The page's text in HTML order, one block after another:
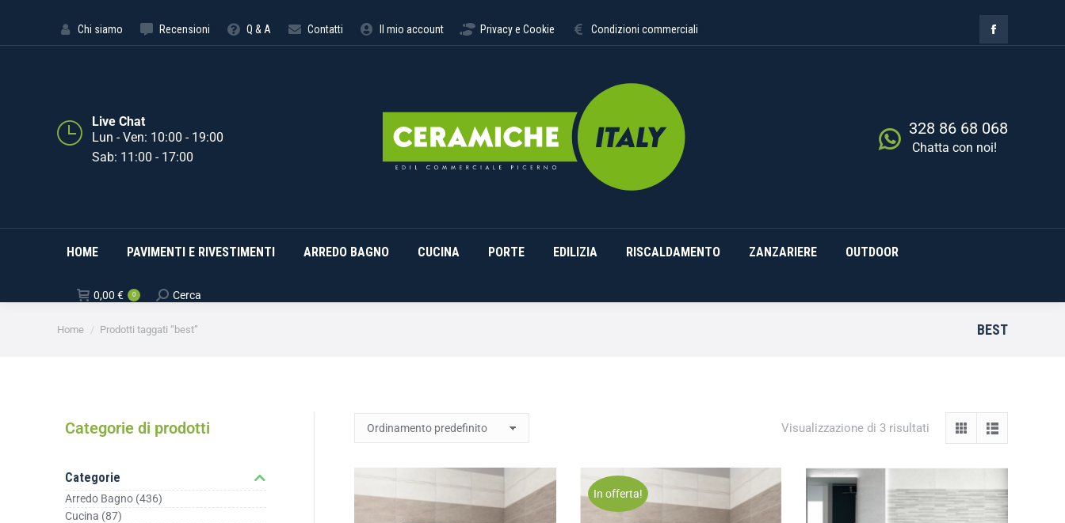
Chi siamo Recensioni Q & A Contatti Il mio account Privacy e Cookie Condizioni commerciali
Live Chat
Lun - Ven: 10:00 - 19:00
Sab: 11:00 - 17:00
328 86 68 068
Chatta con noi!
HOME PAVIMENTI E RIVESTIMENTI ARREDO BAGNO CUCINA PORTE EDILIZIA RISCALDAMENTO ZANZARIERE OUTDOOR
0,00 € 0 Cerca
Tu sei qui:
Home Prodotti taggati “best” BEST
Visualizzazione di 3 risultati
In offerta!
Categorie di prodotti
Categorie
Arredo Bagno (436)
Cucina (87)
HOME PAVIMENTI E RIVESTIMENTI ARREDO BAGNO CUCINA PORTE EDILIZIA